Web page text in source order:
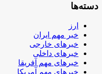
دسته‌ها
ارز
خبر مهم ایران
خبرهای خارجی
خبرهای داخلی
خبرهای مهم آفریقا
خبرهای مهم آمریکا